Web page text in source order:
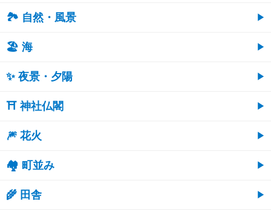
🏞️ 自然・風景
🏖 海
✨ 夜景・夕陽
⛩ 神社仏閣
🎆 花火
🏘 町並み
🌾 田舎